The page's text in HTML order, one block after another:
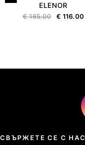
ELENOR
€165.00 € 116.00
СВЪРЖЕТЕ СЕ С НАС